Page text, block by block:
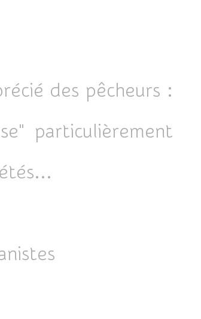
des pêcheurs :
particulièrement